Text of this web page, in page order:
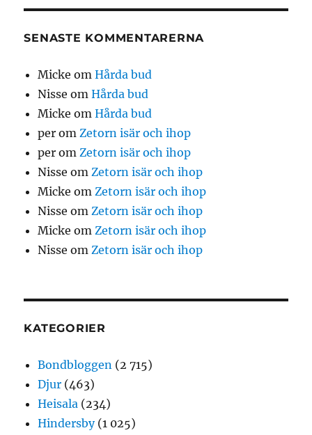
SENASTE KOMMENTARERNA
Micke omHårda bud
Nisse omHårda bud
Micke omHårda bud
per omZetorn isär och ihop
per omZetorn isär och ihop
Nisse omZetorn isär och ihop
Micke omZetorn isär och ihop
Nisse omZetorn isär och ihop
Micke omZetorn isär och ihop
Nisse omZetorn isär och ihop
KATEGORIER
Bondbloggen (2 715)
Djur (463)
Heisala (234)
Hindersby(1 025)